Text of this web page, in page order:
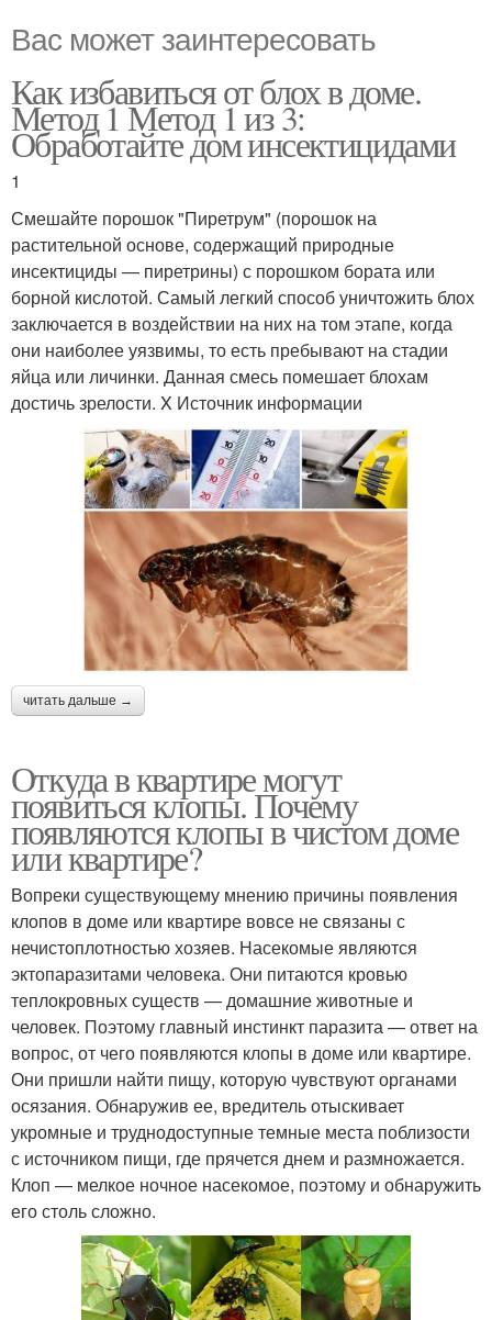
Вас может заинтересовать
Как избавиться от блох в доме.
Метод 1 Метод 1 из 3:
Обработайте дом инсектицидами
1
Смешайте порошок "Пиретрум" (порошок на
растительной основе, содержащий природные
инсектициды — пиретрины) с порошком бората или
борной кислотой. Самый легкий способ уничтожить блох
заключается в воздействии на них на том этапе, когда
они наиболее уязвимы, то есть пребывают на стадии
яйца или личинки. Данная смесь помешает блохам
достичь зрелости. X Источник информации
читать дальше →
Откуда в квартире могут
появиться клопы. Почему
появляются клопы в чистом доме
или квартире?
Вопреки существующему мнению причины появления
клопов в доме или квартире вовсе не связаны с
нечистоплотностью хозяев. Насекомые являются
эктопаразитами человека. Они питаются кровью
теплокровных существ — домашние животные и
человек. Поэтому главный инстинкт паразита — ответ на
вопрос, от чего появляются клопы в доме или квартире.
Они пришли найти пищу, которую чувствуют органами
осязания. Обнаружив ее, вредитель отыскивает
укромные и труднодоступные темные места поблизости
с источником пищи, где прячется днем и размножается.
Клоп — мелкое ночное насекомое, поэтому и обнаружить
его столь сложно.